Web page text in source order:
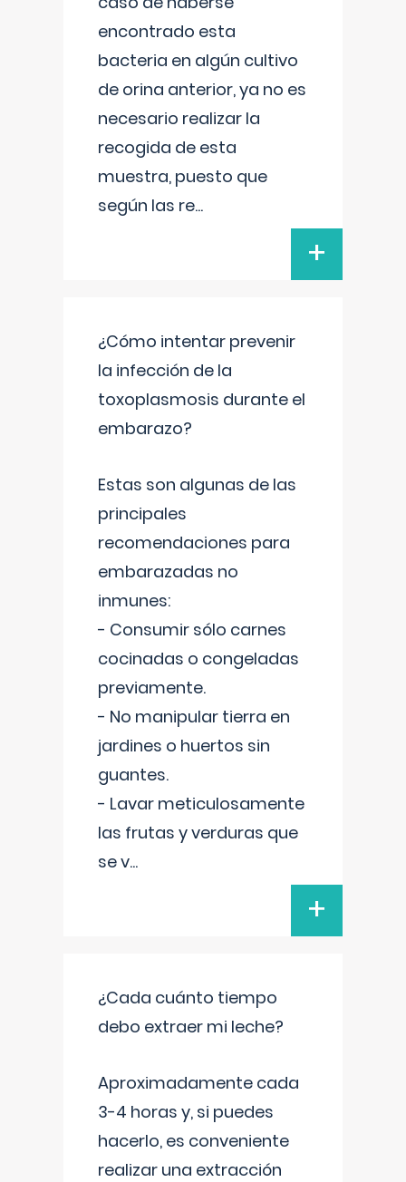
encontrado esta
bacteria en algún cultivo
de orina anterior, ya no es
necesario realizar la
recogida de esta
muestra, puesto que
según las re...
+
¿Cómo intentar prevenir
la infección de la
toxoplasmosis durante el
embarazo?
Estas son algunas de las
principales
recomendaciones para
embarazadas no
inmunes:
- Consumir sólo carnes
cocinadas o congeladas
previamente.
- No manipular tierra en
jardines o huertos sin
guantes.
- Lavar meticulosamente
las frutas y verduras que
se v...
+
¿Cada cuánto tiempo
debo extraer mi leche?
Aproximadamente cada
3-4 horas y, si puedes
hacerlo, es conveniente
realizar una extracción